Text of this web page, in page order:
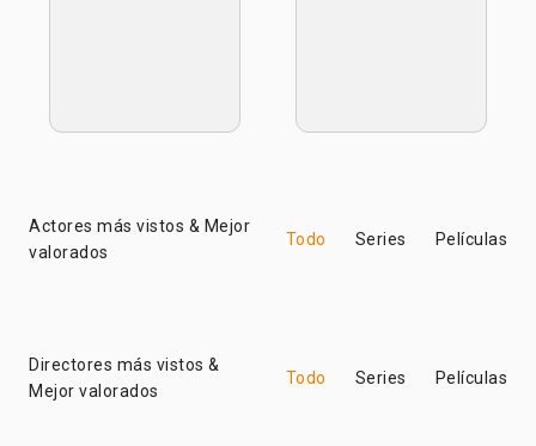
Actores más vistos & Mejor
valorados
Todo Series Películas
Directores más vistos &
Mejor valorados
Todo Series Películas